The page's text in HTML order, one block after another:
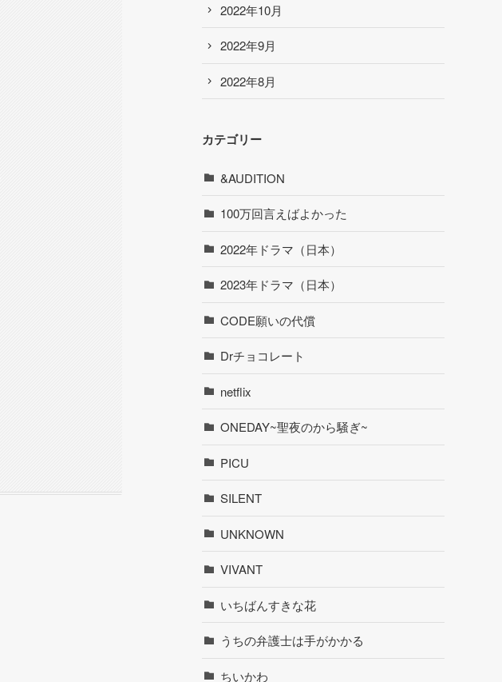
2022年10月
2022年9月
2022年8月
カテゴリー
&AUDITION
100万回言えばよかった
2022年ドラマ（日本）
2023年ドラマ（日本）
CODE願いの代償
Drチョコレート
netflix
ONEDAY~聖夜のから騒ぎ~
PICU
SILENT
UNKNOWN
VIVANT
いちばんすきな花
うちの弁護士は手がかかる
ちいかわ